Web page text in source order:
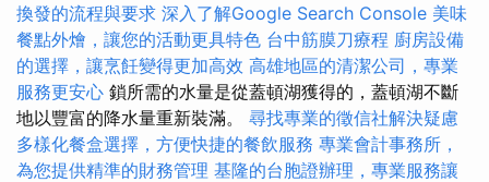
換發的流程與要求 深入了解Google Search Console 美味
餐點外燴，讓您的活動更具特色 台中筋膜刀療程 廚房設備
的選擇，讓烹飪變得更加高效 高雄地區的清潔公司，專業
服務更安心 鎖所需的水量是從蓋頓湖獲得的，蓋頓湖不斷
地以豐富的降水量重新裝滿。 尋找專業的徵信社解決疑慮
多樣化餐盒選擇，方便快捷的餐飲服務 專業會計事務所，
為您提供精準的財務管理 基隆的台胞證辦理，專業服務讓